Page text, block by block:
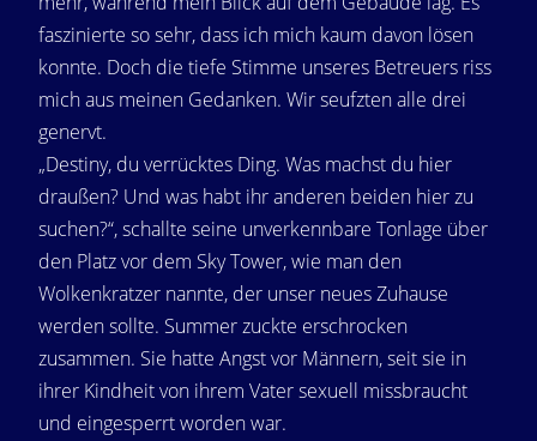
faszinierte so sehr, dass ich mich kaum davon lösen
konnte. Doch die tiefe Stimme unseres Betreuers riss
mich aus meinen Gedanken. Wir seufzten alle drei
genervt.
„Destiny, du verrücktes Ding. Was machst du hier
draußen? Und was habt ihr anderen beiden hier zu
suchen?“, schallte seine unverkennbare Tonlage über
den Platz vor dem Sky Tower, wie man den
Wolkenkratzer nannte, der unser neues Zuhause
werden sollte. Summer zuckte erschrocken
zusammen. Sie hatte Angst vor Männern, seit sie in
ihrer Kindheit von ihrem Vater sexuell missbraucht
und eingesperrt worden war.